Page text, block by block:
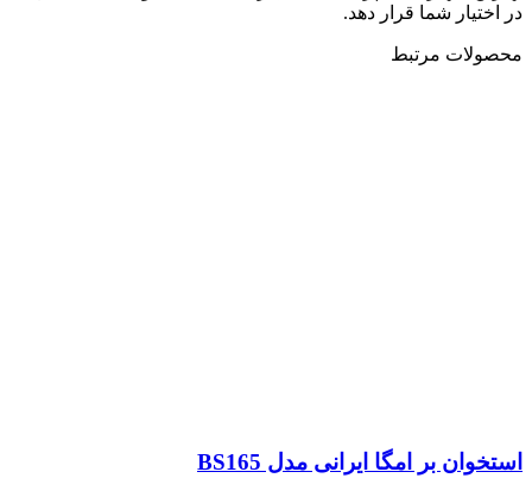
در اختیار شما قرار دهد.
محصولات مرتبط
استخوان بر امگا ایرانی مدل BS165